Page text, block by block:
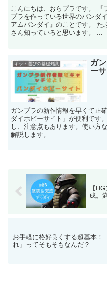
こんにちは、おらプラです。 『
プラを作っている世界のバンダ
アムバンダイ』のことです。 た
さん知っていると思います。 ...
キット選びの基礎知識
ガ
ー
ガンプラの新作情報を早くて正
ダイホビーサイト」が便利です
し、注意点もあります。使い方
解説します。
【
成。
お手軽に格好良くする超基本！
れ」ってそもそもなんだ？